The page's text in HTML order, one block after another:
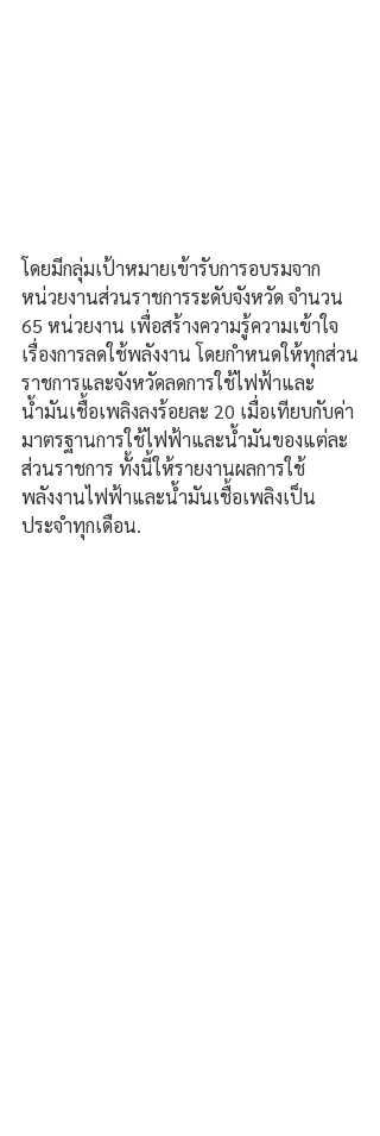
โดยมีกลุ่มเป้าหมายเข้ารับการอบรมจาก
หน่วยงานส่วนราชการระดับจังหวัด จำนวน
65 หน่วยงาน เพื่อสร้างความรู้ความเข้าใจ
เรื่องการลดใช้พลังงาน โดยกำหนดให้ทุกส่วน
ราชการและจังหวัดลดการใช้ไฟฟ้าและ
น้ำมันเชื้อเพลิงลงร้อยละ 20 เมื่อเทียบกับค่า
มาตรฐานการใช้ไฟฟ้าและน้ำมันของแต่ละ
ส่วนราชการ ทั้งนี้ให้รายงานผลการใช้
พลังงานไฟฟ้าและน้ำมันเชื้อเพลิงเป็น
ประจำทุกเดือน.